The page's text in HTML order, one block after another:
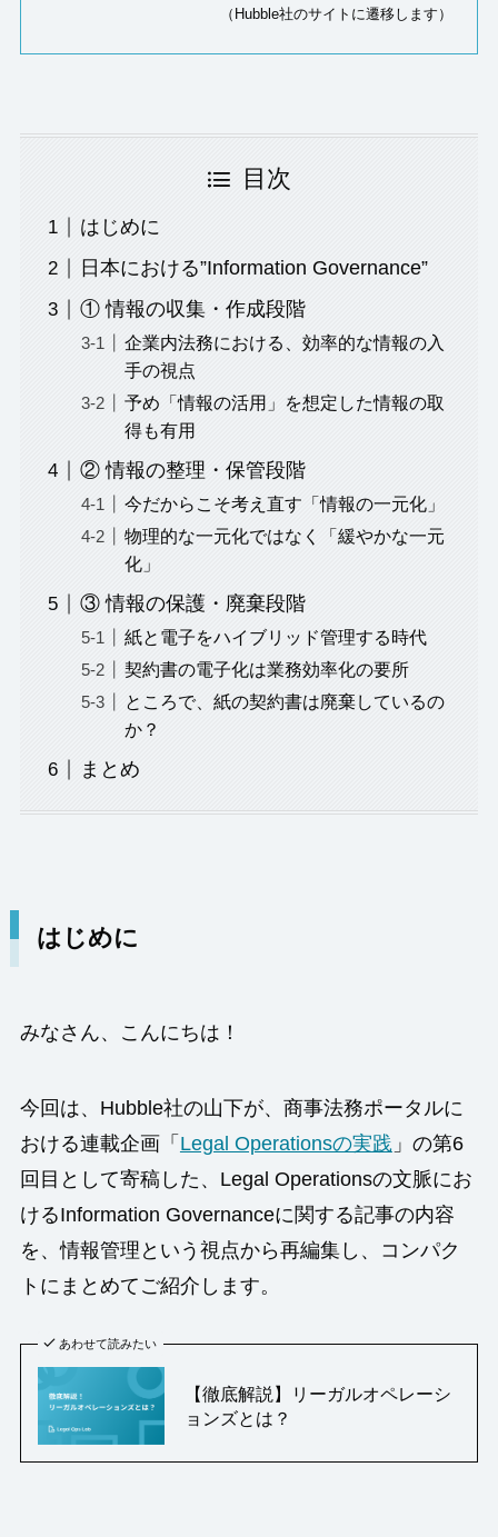
（Hubble社のサイトに遷移します）
目次
はじめに
日本における”Information Governance”
① 情報の収集・作成段階
企業内法務における、効率的な情報の入
手の視点
予め「情報の活用」を想定した情報の取
得も有用
② 情報の整理・保管段階
今だからこそ考え直す「情報の一元化」
物理的な一元化ではなく「緩やかな一元
化」
③ 情報の保護・廃棄段階
紙と電子をハイブリッド管理する時代
契約書の電子化は業務効率化の要所
ところで、紙の契約書は廃棄しているの
か？
まとめ
はじめに
みなさん、こんにちは！
今回は、Hubble社の山下が、商事法務ポータルに
おける連載企画「 Legal Operationsの実践」の第6
回目として寄稿した、Legal Operationsの文脈にお
けるInformation Governanceに関する記事の内容
を、情報管理という視点から再編集し、コンパク
トにまとめてご紹介します。
あわせて読みたい
【徹底解説】リーガルオペレーシ
ョンズとは？